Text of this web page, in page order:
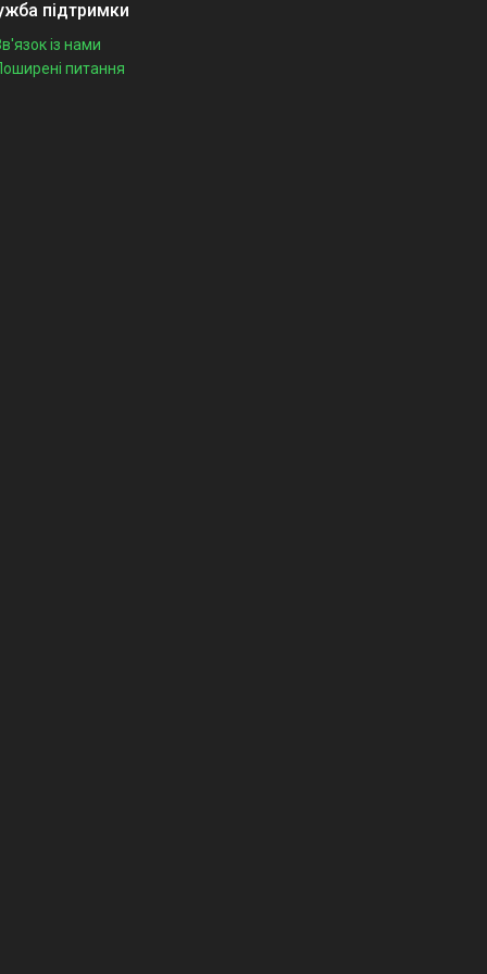
підтримки
із нами
питання